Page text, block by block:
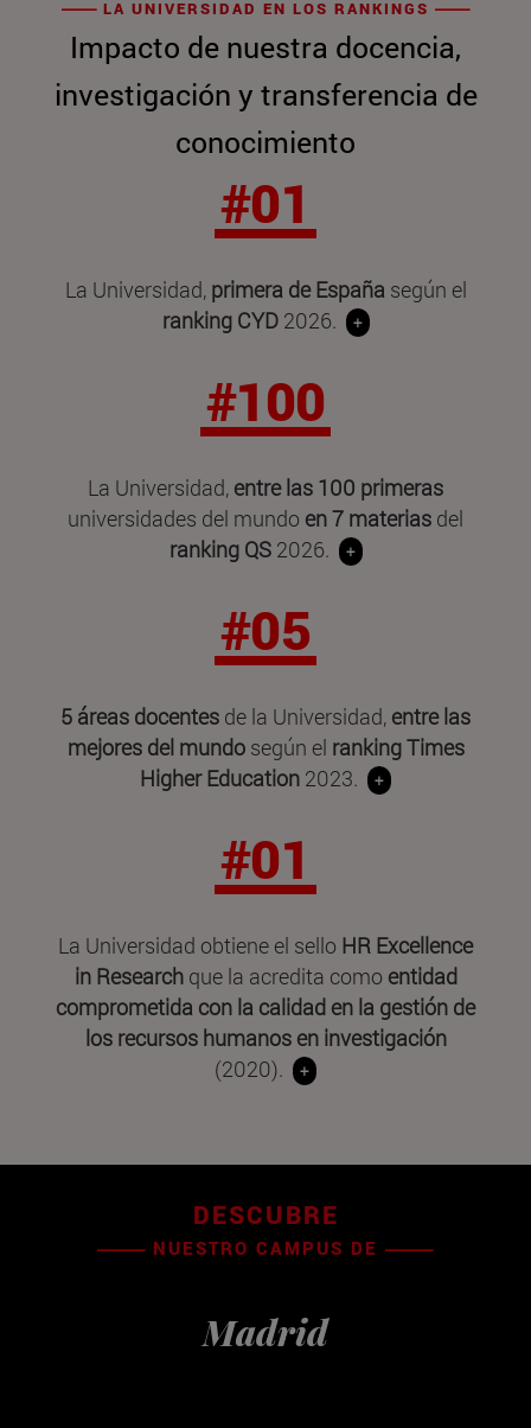
LA UNIVERSIDAD EN LOS RANKINGS
Impacto de nuestra docencia,
investigación y transferencia de
conocimiento
#01
La Universidad, primera de España según el
ranking CYD2026. +
#100
La Universidad, entre las 100 primeras
universidades del mundo en 7 materias del
ranking QS 2026. +
#05
5 áreas docentes de la Universidad, entre las
mejores del mundo según el ranking Times
Higher Education 2023. +
#01
La Universidad obtiene el sello HR Excellence
in Researchque la acredita como entidad
comprometida con la calidad en la gestión de
los recursos humanos en investigación
(2020).
+
DESCUBRE
NUESTRO CAMPUS DE
Madrid